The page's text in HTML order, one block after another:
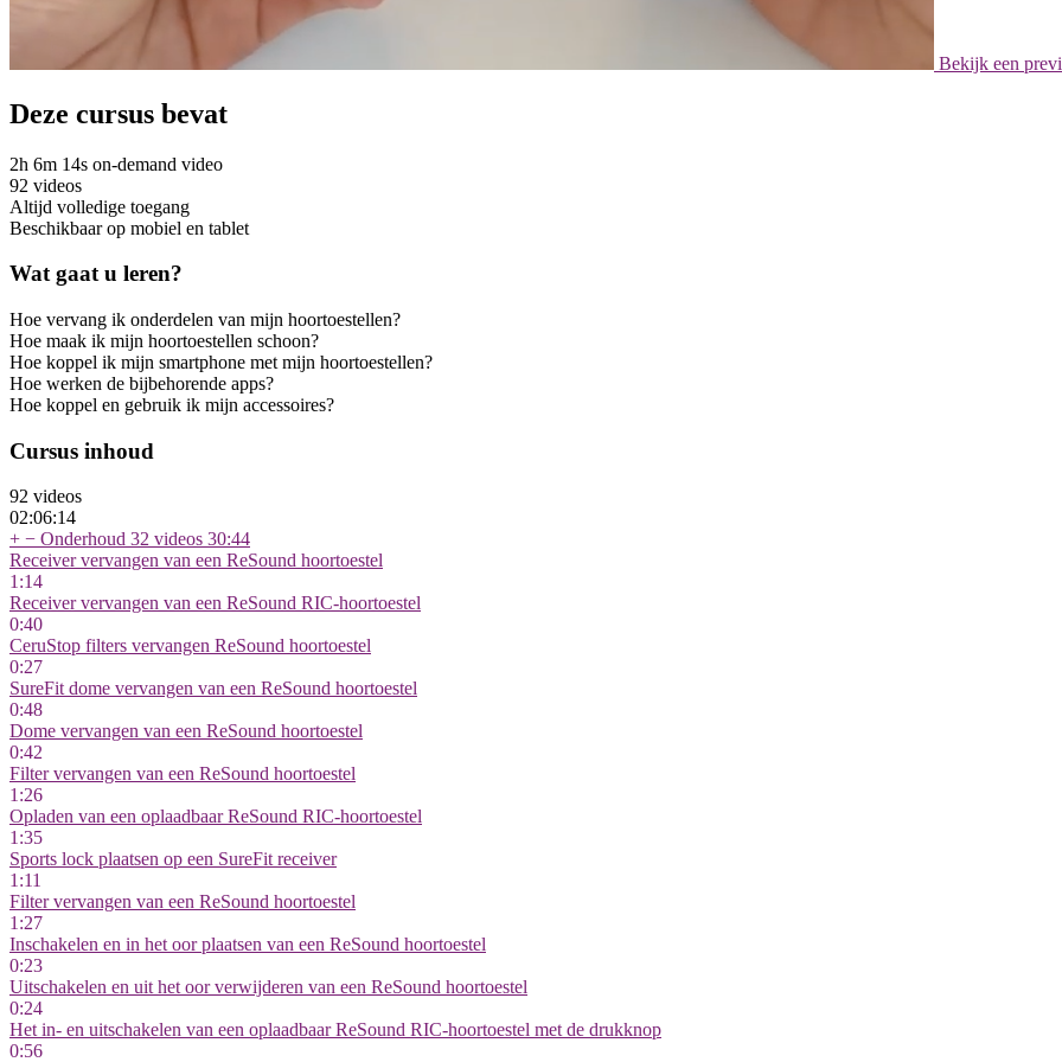
Bekijk een
Deze cursus bevat
2h 6m 14s on-demand video
92 videos
Altijd volledige toegang
Beschikbaar op mobiel en tablet
Wat gaat u leren?
Hoe vervang ik onderdelen van mijn hoortoestellen?
Hoe maak ik mijn hoortoestellen schoon?
Hoe koppel ik mijn smartphone met mijn hoortoestellen?
Hoe werken de bijbehorende apps?
Hoe koppel en gebruik ik mijn accessoires?
Cursus inhoud
92 videos
02:06:14
+ − Onderhoud 32 videos 30:44
Receiver vervangen van een ReSound hoortoestel
1:14
Receiver vervangen van een ReSound RIC-hoortoestel
0:40
CeruStop filters vervangen ReSound hoortoestel
0:27
SureFit dome vervangen van een ReSound hoortoestel
0:48
Dome vervangen van een ReSound hoortoestel
0:42
Filter vervangen van een ReSound hoortoestel
1:26
Opladen van een oplaadbaar ReSound RIC-hoortoestel
1:35
Sports lock plaatsen op een SureFit receiver
1:11
Filter vervangen van een ReSound hoortoestel
1:27
Inschakelen en in het oor plaatsen van een ReSound hoortoestel
0:23
Uitschakelen en uit het oor verwijderen van een ReSound hoortoestel
0:24
Het in- en uitschakelen van een oplaadbaar ReSound RIC-hoortoestel met de drukknop
0:56